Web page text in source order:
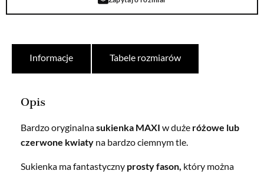
Informacje Tabele rozmiarów
Opis
Bardzo oryginalnasukienka MAXI w duże różowe lub
czerwone kwiaty na bardzo ciemnym tle.
Sukienka ma fantastyczny prosty fason, który można